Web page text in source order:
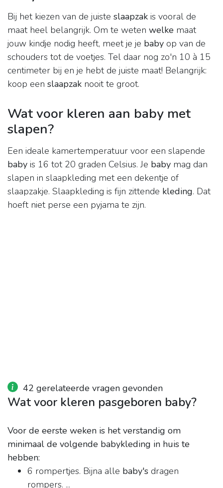
Bij het kiezen van de juiste slaapzak is vooral de
maat heel belangrijk. Om te weten welke maat
jouw kindje nodig heeft, meet je je baby op van de
schouders tot de voetjes. Tel daar nog zo'n 10 à 15
centimeter bij en je hebt de juiste maat! Belangrijk:
koop een slaapzak nooit te groot.
Wat voor kleren aan baby met
slapen?
Een ideale kamertemperatuur voor een slapende
baby is 16 tot 20 graden Celsius. Je baby mag dan
slapen in slaapkleding met een dekentje of
slaapzakje. Slaapkleding is fijn zittende kleding. Dat
hoeft niet perse een pyjama te zijn.
42 gerelateerde vragen gevonden
Wat voor kleren pasgeboren baby?
Voor de eerste weken is het verstandig om
minimaal de volgende babykleding in huis te
hebben:
6 rompertjes. Bijna alle baby's dragen
rompers. ...